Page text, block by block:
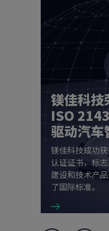
镁佳科技
ISO
驱动汽车
镁佳科技成功
认证证书，标
建设和技术产
了国际标准。